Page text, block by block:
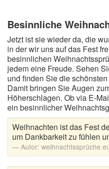
Besinnliche
Jetzt ist sie wieder da, die
in der wir uns auf das Fest
besinnlichen
jedem eine Freude. Sehen
und finden Sie die
Damit bringen Sie Augen
Höherschlagen. Ob via E-
ein besinnlicher
Weihnachten ist das Fest
um Dankbarkeit zu fühlen
Autor: